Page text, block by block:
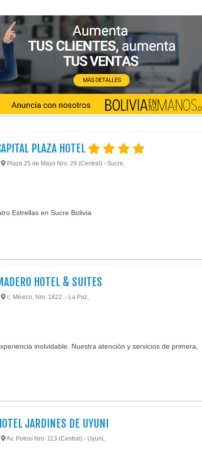
PLAZA HOTEL
Plaza 25 de Mayo Nro. 29 (Central) - Sucre,
Estrellas en Sucre Bolivia
HOTEL & SUITES
c. México, Nro. 1822. - La Paz,
inolvidable. Nuestra atención y servicios de primera,
JARDINES DE UYUNI
Av. Potosí Nro. 113 (Central) - Uyuni,